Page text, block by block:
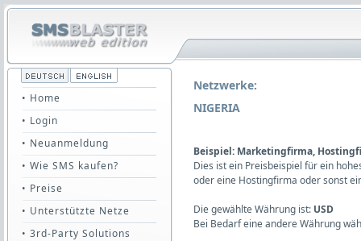
• Home
• Login
• Neuanmeldung
• Wie SMS kaufen?
• Preise
• Unterstützte Netze
• 3rd-Party Solutions
Netzwerke:
NIGERIA
Beispiel: Marketingfirma,
Dies ist ein Preisbeispiel für ein
oder eine Hostingfirma oder sonst
Die gewählte Währung ist: USD
Bei Bedarf eine andere Währung